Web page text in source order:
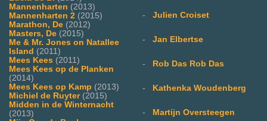
Mannenharten (2013)
Mannenharten 2 (2015)
Marathon, De (2012)
Masters, De (2015)
Me & Mr. Jones on Natallee
Island (2011)
Mees Kees (2011)
Mees Kees op de Planken
(2014)
Mees Kees op Kamp (2013)
Michiel de Ruyter(2015)
Midden in de Winternacht
(2013)
- Julien Croiset
- Jan Elbertse
- Rob Das Rob Das
- Kathenka Woudenberg
- Martijn Oversteegen